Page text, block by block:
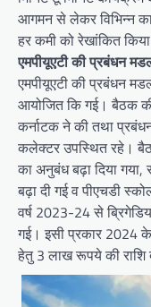
आगमन से लेकर विभिन्न
हर कमी को रेखांकित
एमपीयूएटी की प्रबंधन
एमपीयूएटी की प्रबंधन
आयोजित कि गई। बैठक
कर्नाटक ने की तथा
कलेक्टर उपस्थित रहे।
का अनुबंध बढ़ा दिया गया,
बढ़ा दी गई व पीएचडी
वर्ष 2023-24 से
गई। इसी प्रकार 2024 के
हेतु 3 लाख रूपये की राशि